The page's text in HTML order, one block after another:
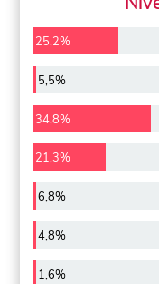
25,2%
5,5%
34,8%
21,3%
6,8%
4,8%
1,6%